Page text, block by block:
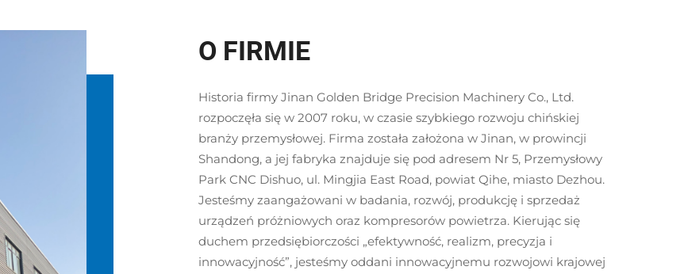
O FIRMIE
Historia firmy Jinan Golden Bridge Precision Machinery Co., Ltd.
rozpoczęła się w 2007 roku, w czasie szybkiego rozwoju chińskiej
branży przemysłowej. Firma została założona w Jinan, w prowincji
Shandong, a jej fabryka znajduje się pod adresem Nr 5, Przemysłowy
Park CNC Dishuo, ul. Mingjia East Road, powiat Qihe, miasto Dezhou.
Jesteśmy zaangażowani w badania, rozwój, produkcję i sprzedaż
urządzeń próżniowych oraz kompresorów powietrza. Kierując się
duchem przedsiębiorczości „efektywność, realizm, precyzja i
innowacyjność”, jesteśmy oddani innowacyjnemu rozwojowi krajowej